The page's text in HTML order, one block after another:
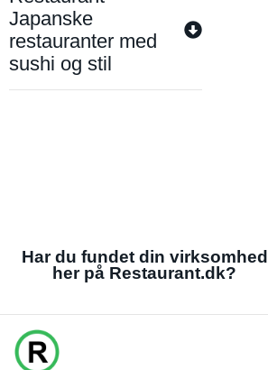
Japanske
restauranter med
sushi og stil
Har du fundet din virksomhed
her på Restaurant.dk?